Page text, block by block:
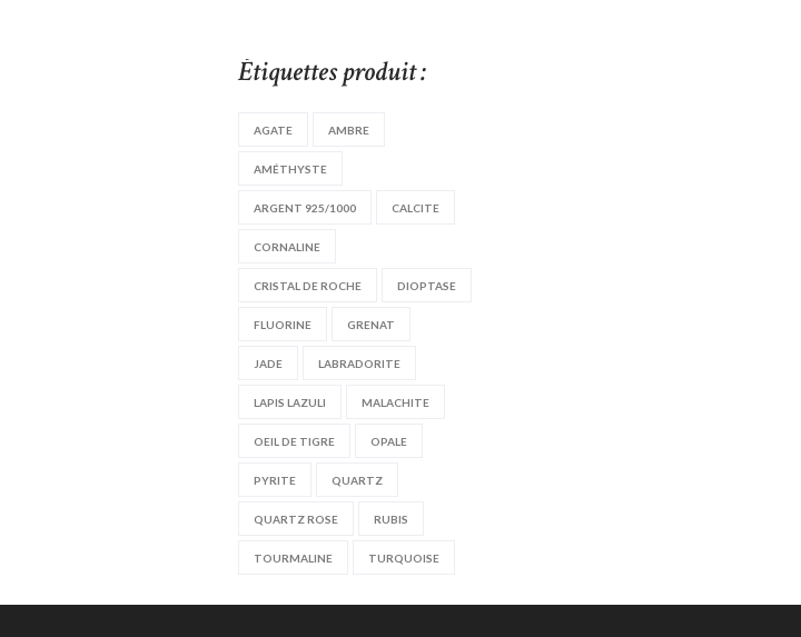
Étiquettes produit :
AGATE AMBRE
AMÉTHYSTE
ARGENT 925/1000 CALCITE
CORNALINE
CRISTAL DE ROCHE DIOPTASE
FLUORINE GRENAT
JADE LABRADORITE
LAPIS LAZULI MALACHITE
OEIL DE TIGRE OPALE
PYRITE QUARTZ
QUARTZ ROSE RUBIS
TOURMALINE TURQUOISE